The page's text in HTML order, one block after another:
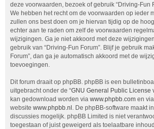
deze voorwaarden, bezoek of gebruik “Driving-Fun
We hebben het recht om de voorwaarden op ieder
zullen ons best doen om je hiervan tijdig op de
echter aan te raden om zelf de voorwaarden
wijzigingen. Ga je niet akkoord met deze
gebruik van “Driving-Fun Forum”. Blijf je gebruik
Forum”, dan ga je automatisch akkoord met de
toevoegingen.
Dit forum draait op phpBB. phpBB is een
uitgebracht onder de “GNU General Public License
kan gedownload worden via www.phpbb.com en
website www.phpbb.nl . De phpBB-software maakt
discussies mogelijk. phpBB Limited is niet
toegestaan of juist geweigerd als toelaatbare